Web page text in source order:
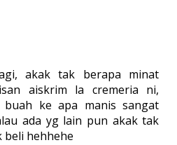
akak tak berapa minat
aiskrim la cremeria ni,
ke apa manis sangat
ada yg lain pun akak tak
beli hehhehe